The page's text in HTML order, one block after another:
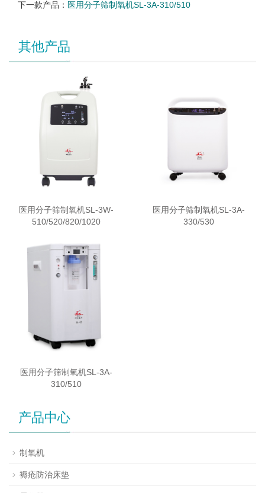
下一款产品： 医用分子筛制氧机SL-3A-310/510
其他产品
医用分子筛制氧机SL-3W-
510/520/820/1020
医用分子筛制氧机SL-3A-
330/530
医用分子筛制氧机SL-3A-
310/510
产品中心
制氧机
褥疮防治床垫